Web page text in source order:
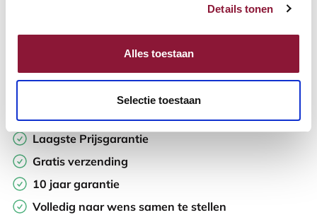
Details tonen
Alles toestaan
Selectie toestaan
Op zoek naar aantallen? Maak je werkplek compleet en vraag
direct een offerte op maat aan.
Toevoegen aan vergelijker
Laagste Prijsgarantie
Gratis verzending
10 jaar garantie
Volledig naar wens samen te stellen